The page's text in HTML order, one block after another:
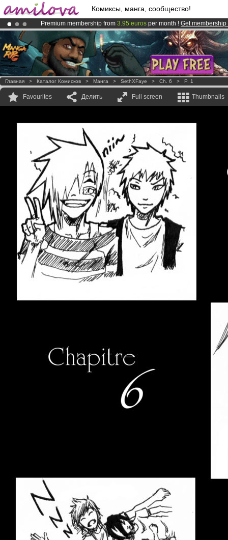
Комиксы, манга, сообщество!
Premium membership from 3.95 euros per month ! Get membership
Already 100000membersand 1000comics & mangas!.
AmilovaKickstarter is now LIVE!.
Главная > Каталог Комисков > Манга > SethXFaye > Ch. 6 > P. 1
Favourites Делить Full screen Thumbnails